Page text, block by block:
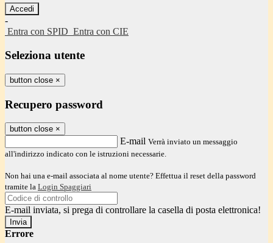
-
Entra con SPID Entra con CIE
Seleziona utente
button close ×
Recupero password
button close ×
E-mail Verrà inviato un messaggio
all'indirizzo indicato con le istruzioni necessarie.
Non hai una e-mail associata al nome utente? Effettua il reset della password
tramite la Login Spaggiari
E-mail inviata, si prega di controllare la casella di posta elettronica!
Errore